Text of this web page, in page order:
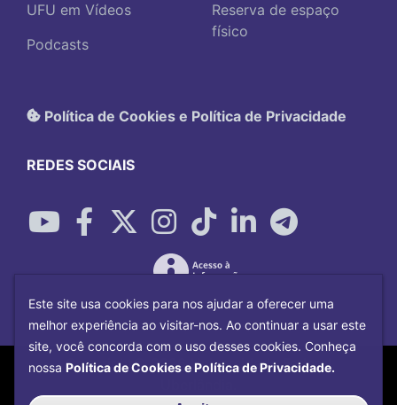
UFU em Vídeos
Podcasts
Reserva de espaço
físico
Política de Cookies e Política de Privacidade
REDES SOCIAIS
Copyright©2026Universidade Federal
Este site usa cookies para nos ajudar a oferecer uma
melhor experiência ao visitar-nos. Ao continuar a usar este
site, você concorda com o uso desses cookies. Conheça
nossa Política de Cookies e Política de Privacidade.